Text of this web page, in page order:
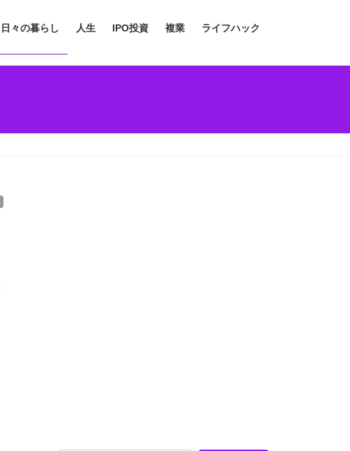
日々の暮らし 人生 IPO投資 複業 ライフハック